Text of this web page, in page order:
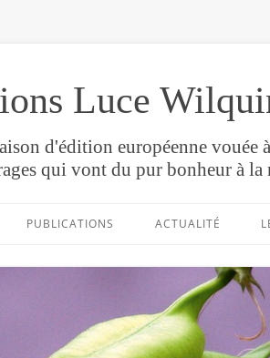
Luce
d'édition européenne
qui vont du pur bonheur à
PUBLICATIONS ACTUALITÉ